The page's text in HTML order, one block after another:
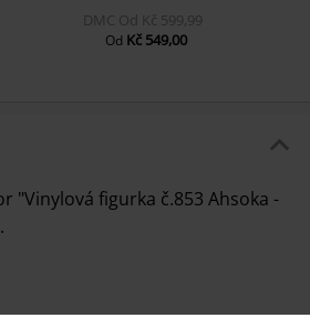
DMC Od Kč 599,99
Od Kč 549,00
"Vinylová figurka č.853 Ahsoka -